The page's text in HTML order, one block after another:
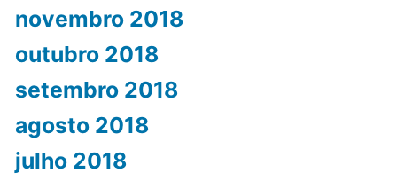
novembro 2018
outubro 2018
setembro 2018
agosto 2018
julho 2018